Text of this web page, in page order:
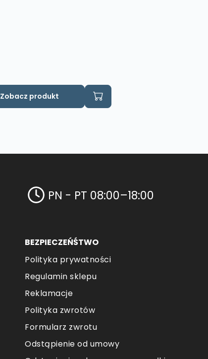
Zobacz produkt
PN - PT 08:00–18:00
BEZPIECZEŃŚTWO
Polityka prywatności
Regulamin sklepu
Reklamacje
Polityka zwrotów
Formularz zwrotu
Odstąpienie od umowy